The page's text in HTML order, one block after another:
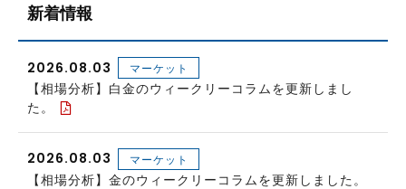
新着情報
2026.08.03 マーケット
【相場分析】白金のウィークリーコラムを更新しまし
た。
2026.08.03 マーケット
【相場分析】金のウィークリーコラムを更新しました。